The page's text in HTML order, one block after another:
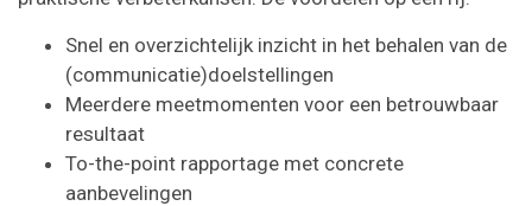
Snel en overzichtelijk inzicht in het behalen van de
(communicatie)doelstellingen
Meerdere meetmomenten voor een betrouwbaar
resultaat
To-the-point rapportage met concrete
aanbevelingen